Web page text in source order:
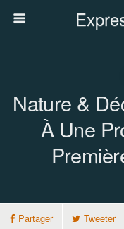
Nature &
À Une
Partager Tweeter